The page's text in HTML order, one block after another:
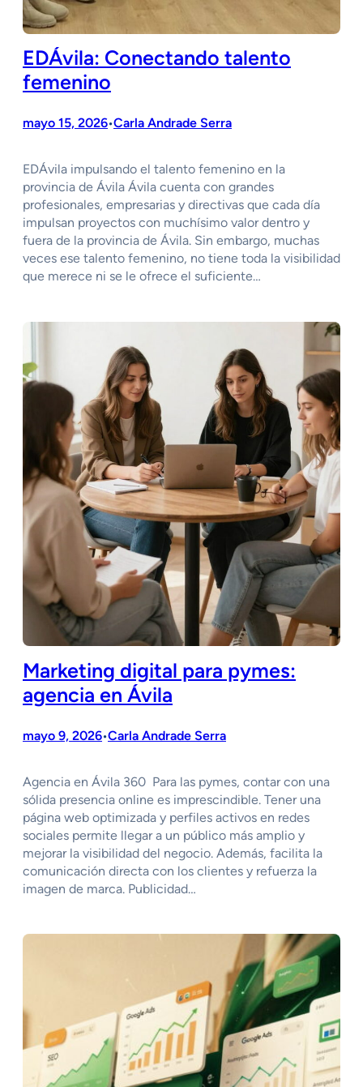
EDÁvila: Conectando talento
femenino
mayo 15, 2026•Carla Andrade Serra
EDÁvila impulsando el talento femenino en la
provincia de Ávila Ávila cuenta con grandes
profesionales, empresarias y directivas que cada día
impulsan proyectos con muchísimo valor dentro y
fuera de la provincia de Ávila. Sin embargo, muchas
veces ese talento femenino, no tiene toda la visibilidad
que merece ni se le ofrece el suficiente…
Marketing digital para pymes:
agencia en Ávila
mayo 9, 2026•Carla Andrade Serra
Agencia en Ávila 360 Para las pymes, contar con una
sólida presencia online es imprescindible. Tener una
página web optimizada y perfiles activos en redes
sociales permite llegar a un público más amplio y
mejorar la visibilidad del negocio. Además, facilita la
comunicación directa con los clientes y refuerza la
imagen de marca. Publicidad…